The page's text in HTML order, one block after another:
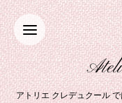
アトリエ クレデュクール